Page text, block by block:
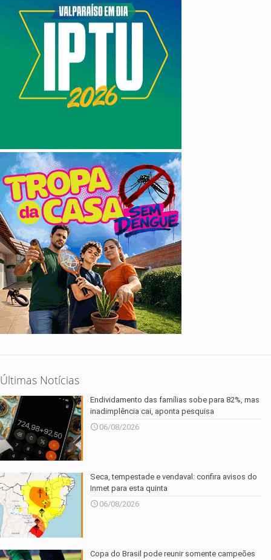
Últimas Notícias
Endividamento das famílias sobe para 82%, mas
inadimplência cai, aponta pesquisa
06/08/2026
Seca, tempestade e vendaval: confira avisos do
Inmet para esta quinta
06/08/2026
Copa do Brasil pode reunir somente campeões